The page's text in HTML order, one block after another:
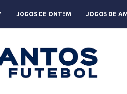
JOGOS DE ONTEM JOGOS DE